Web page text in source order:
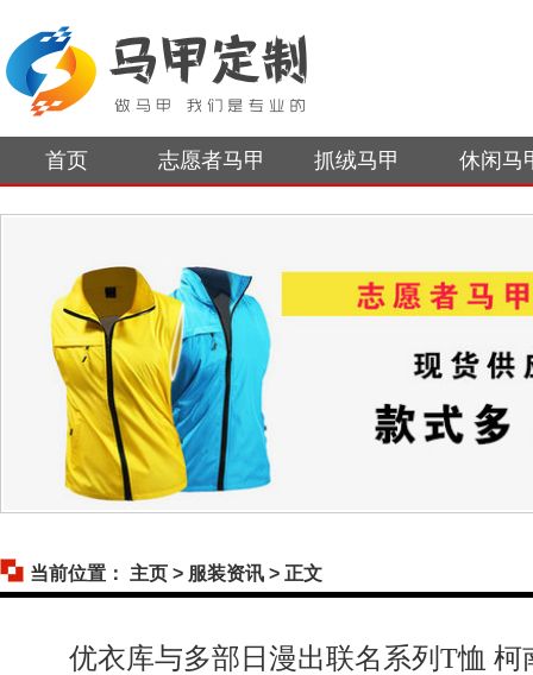
首页 志愿者马甲 抓绒马甲 休闲马
当前位置： 主页 > 服装资讯 > 正文
优衣库与多部日漫出联名系列T恤 柯